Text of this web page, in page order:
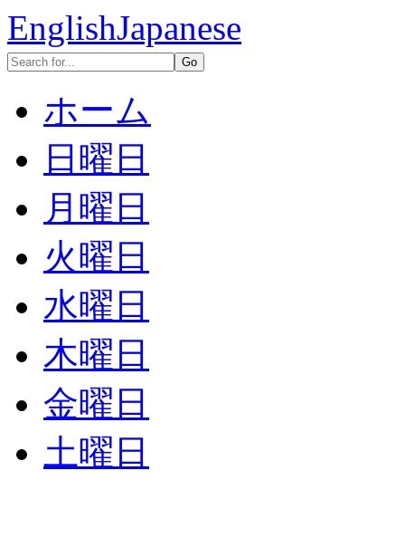
EnglishJapanese
ホーム
日曜日
月曜日
火曜日
水曜日
木曜日
金曜日
土曜日